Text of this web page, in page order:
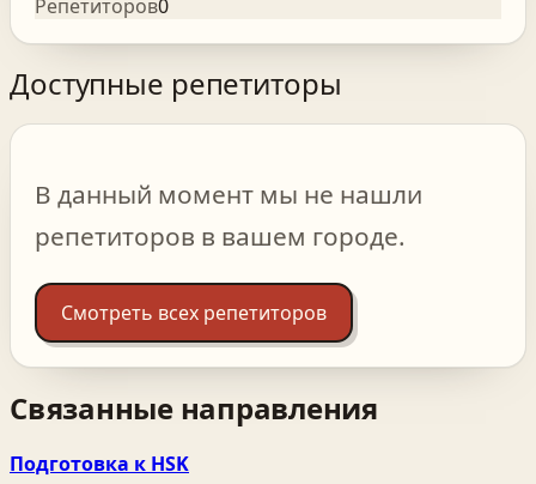
Репетиторов0
Доступные репетиторы
В данный момент мы не нашли
репетиторов в вашем городе.
Смотреть всех репетиторов
Связанные направления
Подготовка к HSK